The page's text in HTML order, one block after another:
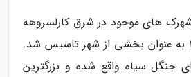
شهرک های موجود در شرق کارلسروهه
است که در سال 1938 به عنوان بخشی از شهر تاسیس شد.
جنگل سیاه واقع شده و بزرگترین